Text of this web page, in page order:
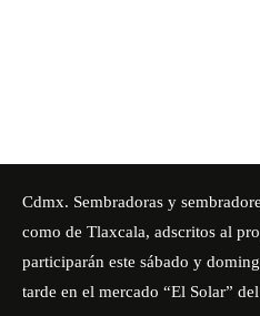
Cdmx. Sembradoras y
como de Tlaxcala, adscritos al
participarán este sábado y
tarde en el mercado “El Solar”